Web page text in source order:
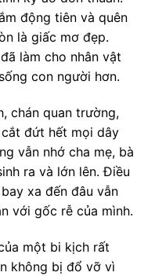
động tiên và quên
là giấc mơ đẹp.
làm cho nhân vật
con người hơn.
chán quan trường,
đứt hết mọi dây
vẫn nhớ cha mẹ, bà
ra và lớn lên. Điều
xa đến đâu vẫn
với gốc rễ của mình.
một bi kịch rất
không bị đổ vỡ vì